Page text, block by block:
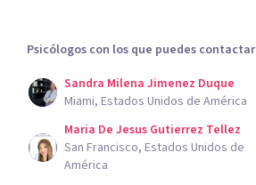
Psicólogos con los que puedes contactar
Sandra Milena Jimenez Duque
Miami, Estados Unidos de América
Maria De Jesus Gutierrez Tellez
San Francisco, Estados Unidos de
América